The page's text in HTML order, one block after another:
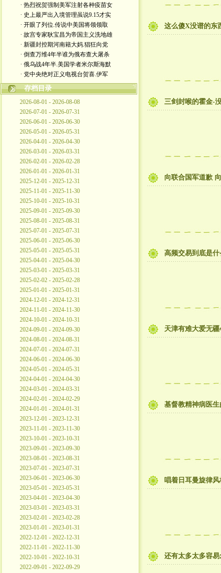
· 热烈祝贺强制美军注射各种疫苗女
· 史上最严出入境管理虽说9.15才实
· 开眼了列位.传说中美国将领领取
· 故宫专家耿宝昌为帝国主义洗地雄
· 新疆封控期河南籍大妈.猖狂向党
· 倒查万维4年半谁为俄布查大屠杀
· 俄乌战4年半.美国学者米尔斯海默
· 党中央绝对正义电视台贺喜.伊军
存档目录
2026-08-01 - 2026-08-08
2026-07-01 - 2026-07-31
2026-06-01 - 2026-06-30
2026-05-01 - 2026-05-31
2026-04-01 - 2026-04-30
2026-03-01 - 2026-03-31
2026-02-01 - 2026-02-28
2026-01-01 - 2026-01-31
2025-12-01 - 2025-12-31
2025-11-01 - 2025-11-30
2025-10-01 - 2025-10-31
2025-09-01 - 2025-09-30
2025-08-01 - 2025-08-31
2025-07-01 - 2025-07-31
2025-06-01 - 2025-06-30
2025-05-01 - 2025-05-31
2025-04-01 - 2025-04-30
2025-03-01 - 2025-03-31
2025-02-02 - 2025-02-28
2025-01-01 - 2025-01-31
2024-12-01 - 2024-12-31
2024-11-01 - 2024-11-30
2024-10-01 - 2024-10-31
2024-09-01 - 2024-09-30
2024-08-01 - 2024-08-31
2024-07-01 - 2024-07-31
2024-06-01 - 2024-06-30
2024-05-01 - 2024-05-31
2024-04-01 - 2024-04-30
2024-03-01 - 2024-03-31
2024-02-01 - 2024-02-29
2024-01-01 - 2024-01-31
2023-12-01 - 2023-12-31
2023-11-01 - 2023-11-30
2023-10-01 - 2023-10-31
2023-09-01 - 2023-09-30
2023-08-01 - 2023-08-31
2023-07-01 - 2023-07-31
2023-06-01 - 2023-06-30
2023-05-01 - 2023-05-31
2023-04-01 - 2023-04-30
2023-03-01 - 2023-03-31
2023-02-01 - 2023-02-28
2023-01-01 - 2023-01-31
2022-12-01 - 2022-12-31
2022-11-01 - 2022-11-30
2022-10-01 - 2022-10-31
2022-09-01 - 2022-09-29
这么傻X没谱的东
三剑封喉的霍金-
向联合国军道歉
高频交易到底是什
天津有难大爱无
基督教精神病医
唱着日耳曼旋律
还有太多太多容